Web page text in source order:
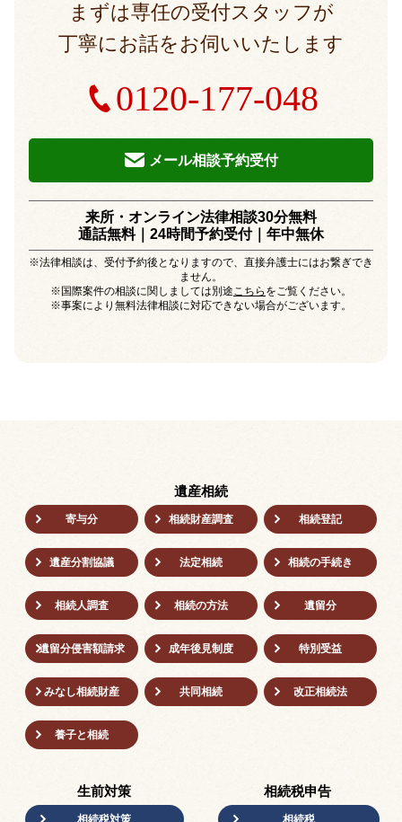
まずは専任の受付スタッフが
丁寧にお話をお伺いいたします
0120-177-048
メール相談予約受付
来所・オンライン法律相談30分無料
通話無料｜24時間予約受付｜年中無休
※法律相談は、受付予約後となりますので、直接弁護士にはお繋ぎでき
ません。
※国際案件の相談に関しましては別途 こちら をご覧ください。
※事案により無料法律相談に対応できない場合がございます。
遺産相続
寄与分 相続財産調査 相続登記
遺産分割協議 法定相続 相続の⼿続き
相続人調査 相続の方法 遺留分
遺留分侵害額請求 成年後⾒制度 特別受益
みなし相続財産 共同相続 改正相続法
養子と相続
生前対策
相続税対策
相続税申告
相続税